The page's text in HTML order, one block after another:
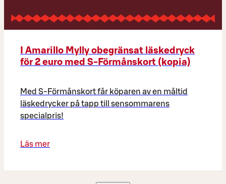
I Amarillo Mylly obegränsat läskedryck
för 2 euro med S-Förmånskort (kopia)
Med S-Förmånskort får köparen av en måltid
läskedrycker på tapp till sensommarens
specialpris!
Läs mer